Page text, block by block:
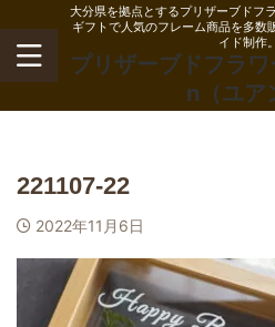
大分県を拠点とするプリザーブドフ
ギフトで人気のフレーム商品を多数
イド制作。
プリザーブドフラ
n（ユア
221107-22
2022年11月6日